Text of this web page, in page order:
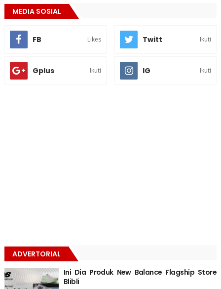
MEDIA SOSIAL
FB Likes Twitt Ikuti
Gplus Ikuti IG Ikuti
ADVERTORIAL
Ini Dia Produk New Balance Flagship Store
Blibli